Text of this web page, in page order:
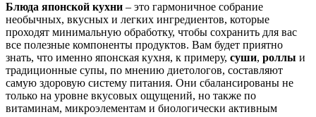
Блюда японской кухни – это гармоничное собрание
необычных, вкусных и легких ингредиентов, которые
проходят минимальную обработку, чтобы сохранить для вас
все полезные компоненты продуктов. Вам будет приятно
знать, что именно японская кухня, к примеру, суши, роллы и
традиционные супы, по мнению диетологов, составляют
самую здоровую систему питания. Они сбалансированы не
только на уровне вкусовых ощущений, но также по
витаминам, микроэлементам и биологически активным